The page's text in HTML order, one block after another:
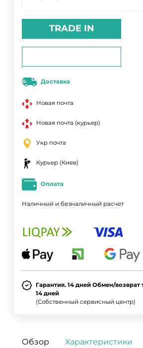
TRADE IN
Доставка
Новая почта
Новая почта (курьер)
Укр почта
Курьер (Киев)
Оплата
Наличный и безналичный расчет
Гарантия. 14 дней Обмен/возврат
14 дней
(Собственный сервисный центр)
Обзор Характеристики